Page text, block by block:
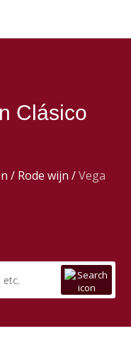
Clásico
/ Rode wijn /Vega